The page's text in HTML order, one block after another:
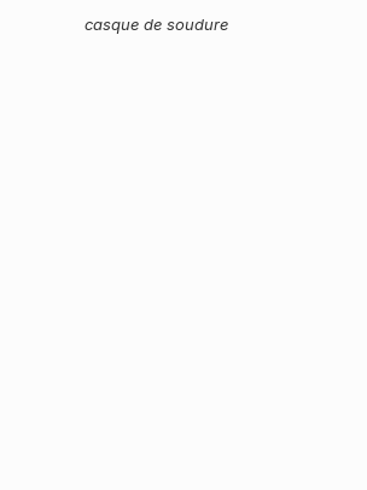
casque de soudure